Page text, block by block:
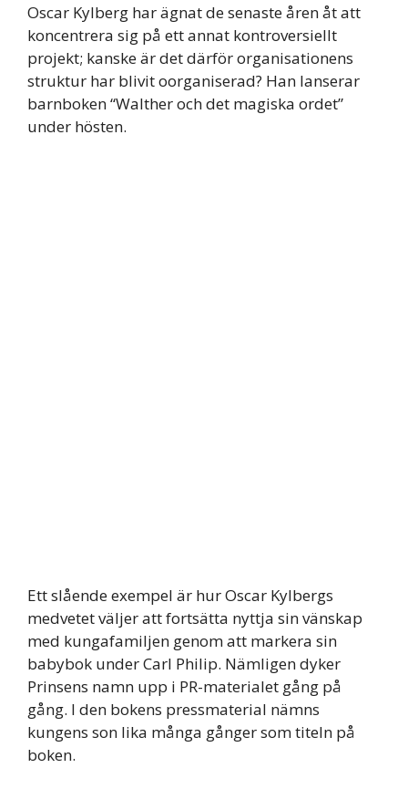
Oscar Kylberg har ägnat de senaste åren åt att
koncentrera sig på ett annat kontroversiellt
projekt; kanske är det därför organisationens
struktur har blivit oorganiserad? Han lanserar
barnboken “Walther och det magiska ordet”
under hösten.
Ett slående exempel är hur Oscar Kylbergs
medvetet väljer att fortsätta nyttja sin vänskap
med kungafamiljen genom att markera sin
babybok under Carl Philip. Nämligen dyker
Prinsens namn upp i PR-materialet gång på
gång. I den bokens pressmaterial nämns
kungens son lika många gånger som titeln på
boken.